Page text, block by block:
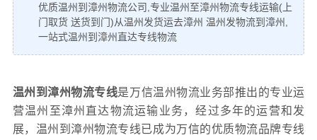
优质温州到漳州物流公司,专业温州至漳州物流专线运输(上
门取货 送货到门)从温州发货运去漳州 温州发物流到漳州,
一站式温州到漳州直达专线物流
温州到漳州物流专线是万信温州物流业务部推出的专业运
营温州至漳州直达物流运输业务，经过多年的运营和发
展，温州到漳州物流专线已成为万信的优质物流品牌专线